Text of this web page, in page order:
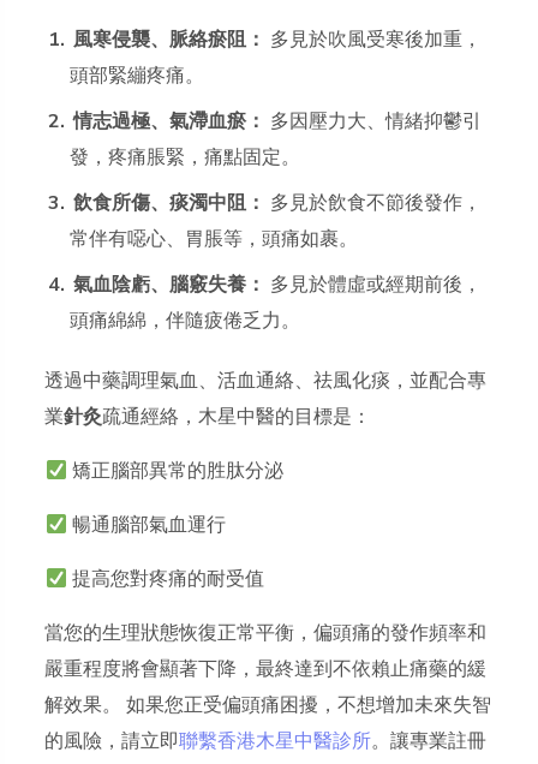
風寒侵襲、脈絡瘀阻： 多見於吹風受寒後加重，
頭部緊繃疼痛。
情志過極、氣滯血瘀： 多因壓力大、情緒抑鬱引
發，疼痛脹緊，痛點固定。
飲食所傷、痰濁中阻： 多見於飲食不節後發作，
常伴有噁心、胃脹等，頭痛如裹。
氣血陰虧、腦竅失養： 多見於體虛或經期前後，
頭痛綿綿，伴隨疲倦乏力。
透過中藥調理氣血、活血通絡、祛風化痰，並配合專
業針灸疏通經絡，木星中醫的目標是：
矯正腦部異常的胜肽分泌
暢通腦部氣血運行
提高您對疼痛的耐受值
當您的生理狀態恢復正常平衡，偏頭痛的發作頻率和
嚴重程度將會顯著下降，最終達到不依賴止痛藥的緩
解效果。 如果您正受偏頭痛困擾，不想增加未來失智
的風險，請立即聯繫香港木星中醫診所。讓專業註冊